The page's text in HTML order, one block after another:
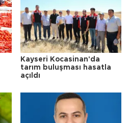
Kayseri Kocasinan'da
tarım buluşması hasatla
açıldı